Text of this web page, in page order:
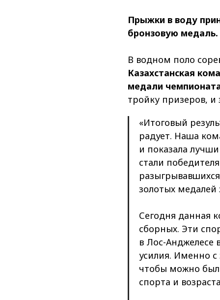
Прыжки в воду
бронзовую медаль.
В водном поло
Казахстанская
медали
тройку призеров, и
«Итоговый
радует. Наша
и показала
стали
золотых медалей
Сегодня данная
сборных. Эти
в Лос-Анджелесе
усилия. Именно
чтобы можно
спорта и